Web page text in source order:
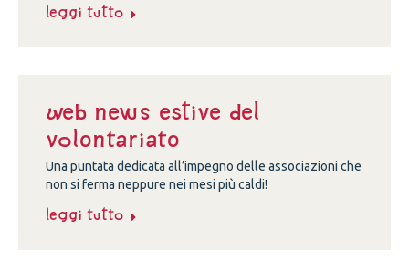
Leggi tutto
Web news estive del
volontariato
Una puntata dedicata all’impegno delle associazioni che
non si ferma neppure nei mesi più caldi!
Leggi tutto